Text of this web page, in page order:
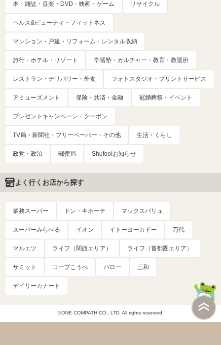
本・雑誌・音楽・DVD・映画・ゲーム リサイクル
ヘルス&ビューティ・フィットネス
マンション・戸建・リフォーム・レンタル収納
旅行・ホテル・リゾート 学習塾・カルチャー・教育・教習所
レストラン・デリバリー・外食 フォトスタジオ・プリントサービス
アミューズメント 保険・共済・金融 冠婚葬祭・イベント
プレゼントキャンペーン・クーポン
TV局・新聞社・フリーペーパー・その他 生活・くらし
政党・政治 郵便局 Shufoo!お知らせ
よく行くお店から探す
業務スーパー ドン・キホーテ マックスバリュ
スーパーみらべる イオン イトーヨーカドー 万代
マルエツ ライフ（関西エリア） ライフ（首都圏エリア）
サミット コープこうべ バロー 三和
デイリーカナート
©ONE COMPATH CO., LTD. All rights reserved.